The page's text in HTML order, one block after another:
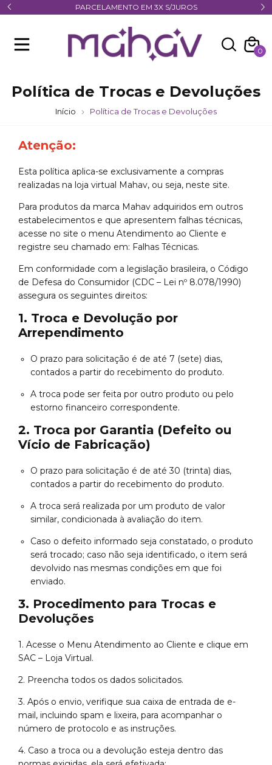
PARCELAMENTO EM 3X S/JUROS
0
Política de Trocas e Devoluções
Início Política de Trocas e Devoluções
Atenção:
Esta política aplica-se exclusivamente a compras
realizadas na loja virtual Mahav, ou seja, neste site.
Para produtos da marca Mahav adquiridos em outros
estabelecimentos e que apresentem falhas técnicas,
acesse no site o menu Atendimento ao Cliente e
registre seu chamado em: Falhas Técnicas.
Em conformidade com a legislação brasileira, o Código
de Defesa do Consumidor (CDC – Lei nº 8.078/1990)
assegura os seguintes direitos:
1. Troca e Devolução por
Arrependimento
O prazo para solicitação é de até 7 (sete) dias,
contados a partir do recebimento do produto.
A troca pode ser feita por outro produto ou pelo
estorno financeiro correspondente.
2. Troca por Garantia (Defeito ou
Vício de Fabricação)
O prazo para solicitação é de até 30 (trinta) dias,
contados a partir do recebimento do produto.
A troca será realizada por um produto de valor
similar, condicionada à avaliação do item.
Caso o defeito informado seja constatado, o produto
será trocado; caso não seja identificado, o item será
devolvido nas mesmas condições em que foi
enviado.
3. Procedimento para Trocas e
Devoluções
1. Acesse o Menu Atendimento ao Cliente e clique em
SAC – Loja Virtual.
2. Preencha todos os dados solicitados.
3. Após o envio, verifique sua caixa de entrada de e-
mail, incluindo spam e lixeira, para acompanhar o
número de protocolo e as instruções.
4. Caso a troca ou a devolução esteja dentro das